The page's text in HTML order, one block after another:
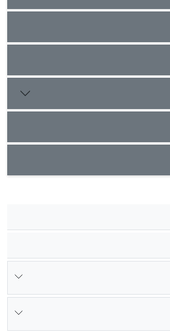
نتیجه‌گیری:نتایج این مطالعه نشان داد که